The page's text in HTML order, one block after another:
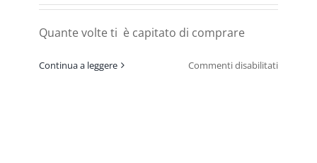
Quante volte ti è capitato di comprare
Continua a leggere Commenti disabilitatisu